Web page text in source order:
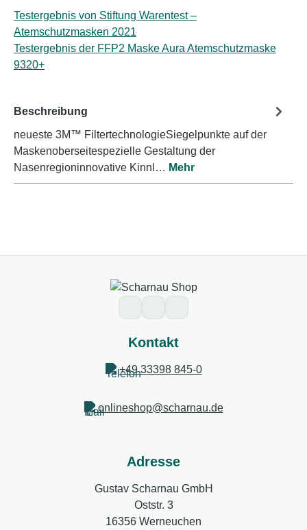
Testergebnis von Stiftung Warentest –
Atemschutzmasken 2021
Testergebnis der FFP2 Maske Aura Atemschutzmaske
9320+
Beschreibung
neueste 3M™ FiltertechnologieSiegelpunkte auf der
Maskenoberseitespezielle Gestaltung der
Nasenregioninnovative Kinnl… Mehr
Kontakt
+49 33398 845-0
onlineshop@scharnau.de
Adresse
Gustav Scharnau GmbH
Oststr. 3
16356 Werneuchen